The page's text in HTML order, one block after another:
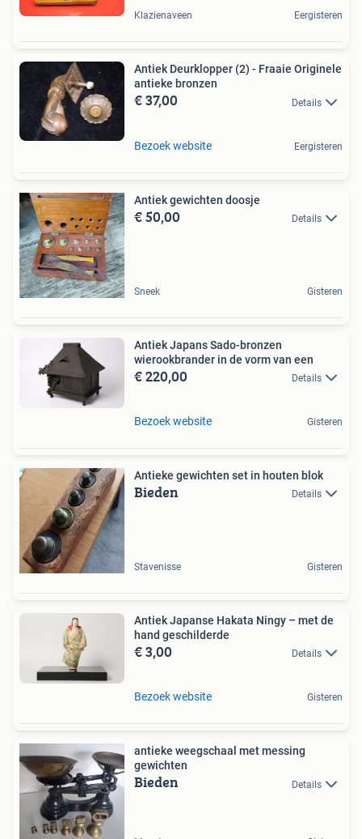
Klazienaveen Eergisteren
Antiek Deurklopper (2) - Fraaie Originele
antieke bronzen
€ 37,00 Details
Bezoek website Eergisteren
Antiek gewichten doosje
€ 50,00 Details
Sneek Gisteren
Antiek Japans Sado-bronzen
wierookbrander in de vorm van een
€ 220,00 Details
Bezoek website Gisteren
Antieke gewichten set in houten blok
Bieden Details
Stavenisse Gisteren
Antiek Japanse Hakata Ningy – met de
hand geschilderde
€ 3,00 Details
Bezoek website Gisteren
antieke weegschaal met messing
gewichten
Bieden Details